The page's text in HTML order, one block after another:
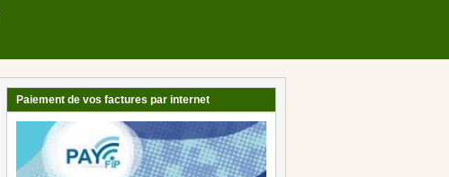
Paiement de vos factures par internet